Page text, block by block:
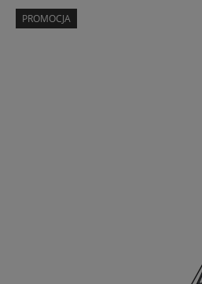
PROMOCJA